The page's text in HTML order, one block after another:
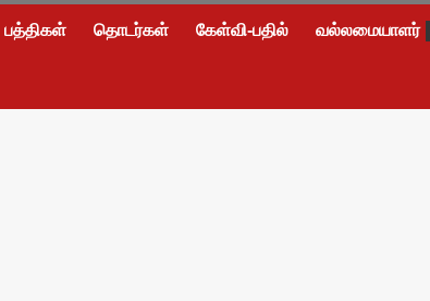
பத்திகள் தொடர்கள் கேள்வி-பதில் வல்லமையாளர்